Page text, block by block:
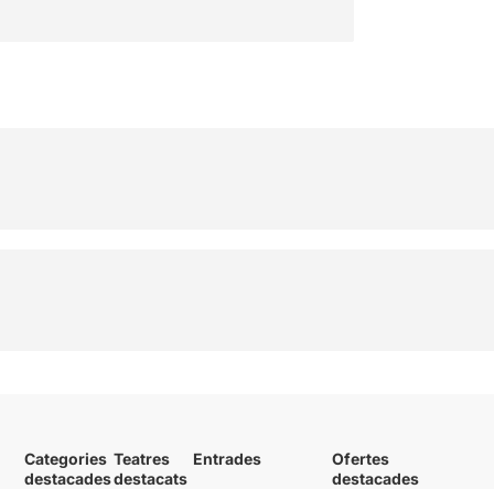
Categories
destacades
Teatres
destacats
Entrades
Ofertes
destacades